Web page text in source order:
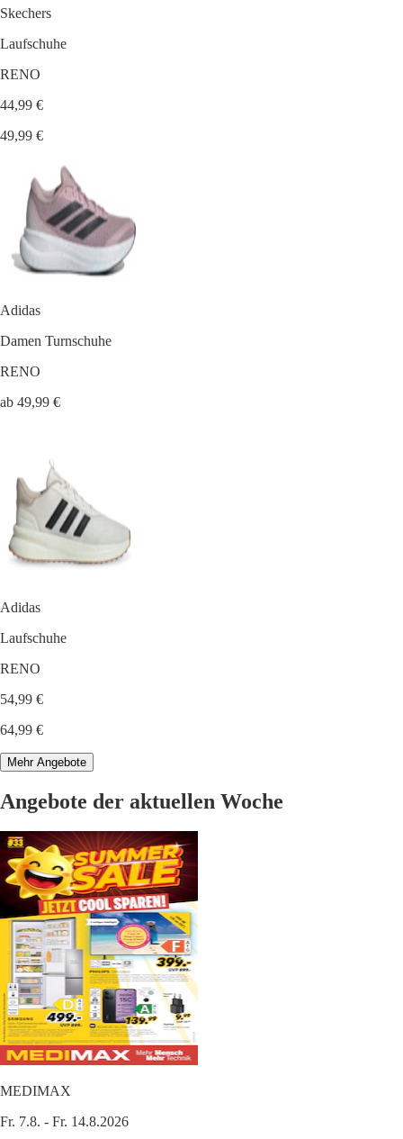
Skechers
Laufschuhe
RENO
44,99 €
49,99 €
Adidas
Damen Turnschuhe
RENO
ab 49,99 €
Adidas
Laufschuhe
RENO
54,99 €
64,99 €
Mehr Angebote
Angebote der aktuellen Woche
MEDIMAX
Fr. 7.8. - Fr. 14.8.2026